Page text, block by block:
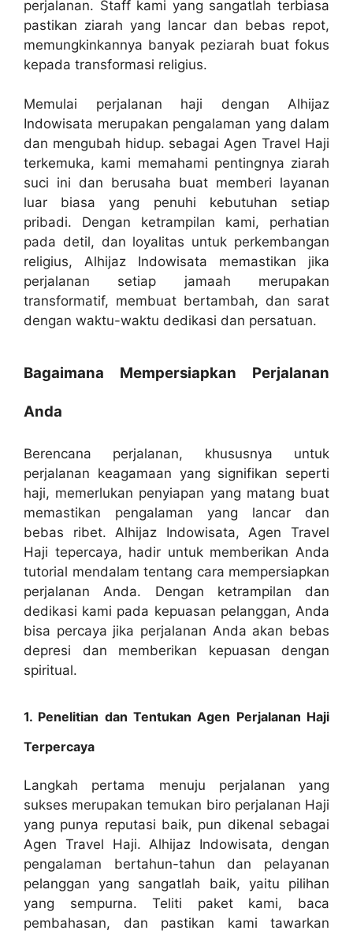
perjalanan. Staff kami yang sangatlah terbiasa
pastikan ziarah yang lancar dan bebas repot,
memungkinkannya banyak peziarah buat fokus
kepada transformasi religius.
Memulai perjalanan haji dengan Alhijaz
Indowisata merupakan pengalaman yang dalam
dan mengubah hidup. sebagai Agen Travel Haji
terkemuka, kami memahami pentingnya ziarah
suci ini dan berusaha buat memberi layanan
luar biasa yang penuhi kebutuhan setiap
pribadi. Dengan ketrampilan kami, perhatian
pada detil, dan loyalitas untuk perkembangan
religius, Alhijaz Indowisata memastikan jika
perjalanan setiap jamaah merupakan
transformatif, membuat bertambah, dan sarat
dengan waktu-waktu dedikasi dan persatuan.
Bagaimana Mempersiapkan Perjalanan
Anda
Berencana perjalanan, khususnya untuk
perjalanan keagamaan yang signifikan seperti
haji, memerlukan penyiapan yang matang buat
memastikan pengalaman yang lancar dan
bebas ribet. Alhijaz Indowisata, Agen Travel
Haji tepercaya, hadir untuk memberikan Anda
tutorial mendalam tentang cara mempersiapkan
perjalanan Anda. Dengan ketrampilan dan
dedikasi kami pada kepuasan pelanggan, Anda
bisa percaya jika perjalanan Anda akan bebas
depresi dan memberikan kepuasan dengan
spiritual.
1. Penelitian dan Tentukan Agen Perjalanan Haji
Terpercaya
Langkah pertama menuju perjalanan yang
sukses merupakan temukan biro perjalanan Haji
yang punya reputasi baik, pun dikenal sebagai
Agen Travel Haji. Alhijaz Indowisata, dengan
pengalaman bertahun-tahun dan pelayanan
pelanggan yang sangatlah baik, yaitu pilihan
yang sempurna. Teliti paket kami, baca
pembahasan, dan pastikan kami tawarkan